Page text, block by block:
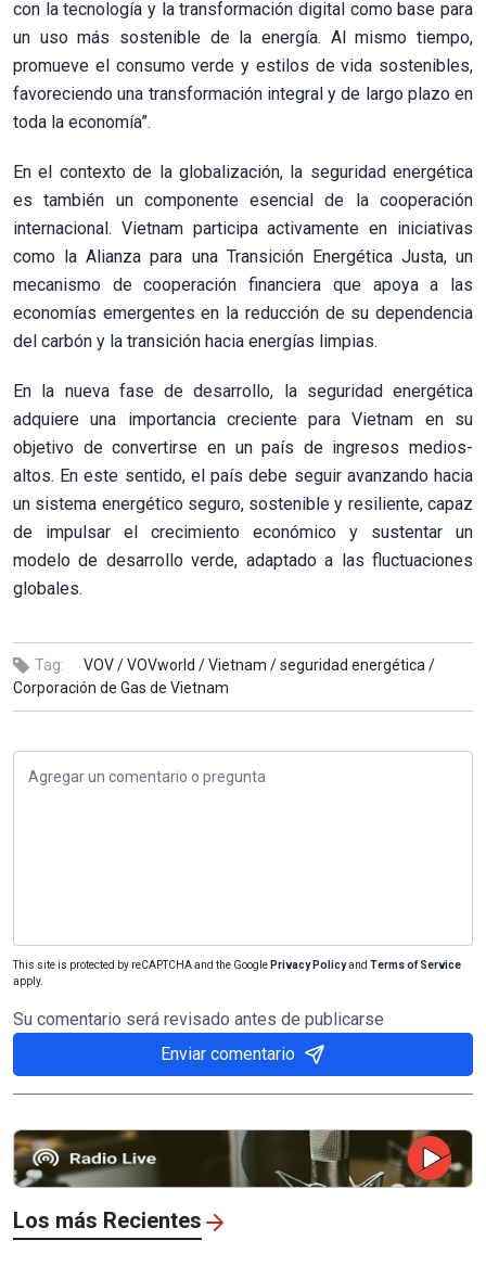
con la tecnología y la transformación digital como base para
un uso más sostenible de la energía. Al mismo tiempo,
promueve el consumo verde y estilos de vida sostenibles,
favoreciendo una transformación integral y de largo plazo en
toda la economía”.
En el contexto de la globalización, la seguridad energética
es también un componente esencial de la cooperación
internacional. Vietnam participa activamente en iniciativas
como la Alianza para una Transición Energética Justa, un
mecanismo de cooperación financiera que apoya a las
economías emergentes en la reducción de su dependencia
del carbón y la transición hacia energías limpias.
En la nueva fase de desarrollo, la seguridad energética
adquiere una importancia creciente para Vietnam en su
objetivo de convertirse en un país de ingresos medios-
altos. En este sentido, el país debe seguir avanzando hacia
un sistema energético seguro, sostenible y resiliente, capaz
de impulsar el crecimiento económico y sustentar un
modelo de desarrollo verde, adaptado a las fluctuaciones
globales.
Tag: VOV /VOVworld /Vietnam /seguridad energética /
Corporación de Gas de Vietnam
This site is protected by reCAPTCHA and the Google Privacy Policyand Terms of Service
apply.
Su comentario será revisado antes de publicarse
Enviar comentario
Los más Recientes